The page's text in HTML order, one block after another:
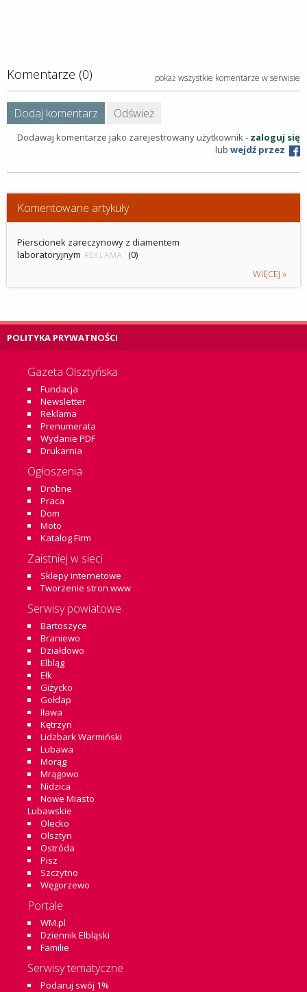
Komentarze (0) pokaż wszystkie komentarze w serwisie
Dodaj komentarz Odśwież
Dodawaj komentarze jako zarejestrowany użytkownik - zaloguj się
lub wejdź przez
Komentowane artykuły
Pierscionek zareczynowy z diamentem
laboratoryjnym REKLAMA
(0)
WIĘCEJ »
POLITYKA PRYWATNOŚCI
Gazeta Olsztyńska
Fundacja
Newsletter
Reklama
Prenumerata
Wydanie PDF
Drukarnia
Ogłoszenia
Drobne
Praca
Dom
Moto
Katalog Firm
Zaistniej w sieci
Sklepy internetowe
Tworzenie stron www
Serwisy powiatowe
Bartoszyce
Braniewo
Działdowo
Elbląg
Ełk
Giżycko
Gołdap
Iława
Kętrzyn
Lidzbark Warmiński
Lubawa
Morąg
Mrągowo
Nidzica
Nowe Miasto
Lubawskie
Olecko
Olsztyn
Ostróda
Pisz
Szczytno
Węgorzewo
Portale
WM.pl
Dziennik Elbląski
Familie
Serwisy tematyczne
Podaruj swój 1%